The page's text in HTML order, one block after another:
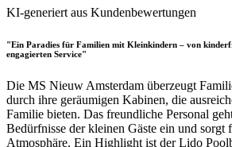
KI-generiert aus Kundenbewertungen
"Ein Paradies für Familien mit Kleinkindern – von
engagierten Service"
Die MS Nieuw Amsterdam überzeugt
durch ihre geräumigen Kabinen, die
Familie bieten. Das freundliche Personal
Bedürfnisse der kleinen Gäste ein und sorgt
Atmosphäre. Ein Highlight ist der Lido